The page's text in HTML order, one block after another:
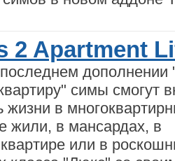
2 Apartment
дополнении
симы смогут
жизни в
жили, в мансардах, в
или в